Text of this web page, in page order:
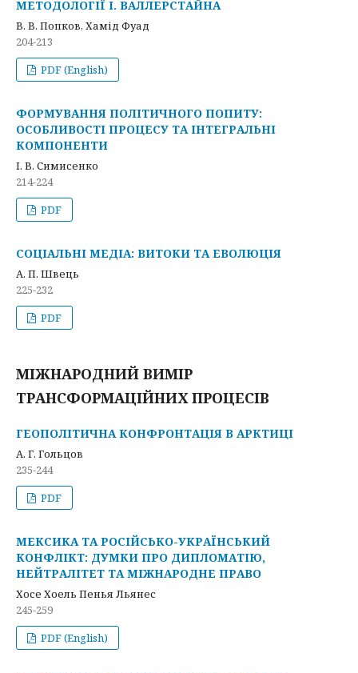
МЕТОДОЛОГІЇ І. ВАЛЛЕРСТАЙНА
В. В. Попков, Хамід Фуад
204-213
PDF (English)
ФОРМУВАННЯ ПОЛІТИЧНОГО ПОПИТУ:
ОСОБЛИВОСТІ ПРОЦЕСУ ТА ІНТЕГРАЛЬНІ
КОМПОНЕНТИ
І. В. Симисенко
214-224
PDF
СОЦІАЛЬНІ МЕДІА: ВИТОКИ ТА ЕВОЛЮЦІЯ
А. П. Швець
225-232
PDF
МІЖНАРОДНИЙ ВИМІР
ТРАНСФОРМАЦІЙНИХ ПРОЦЕСІВ
ГЕОПОЛІТИЧНА КОНФРОНТАЦІЯ В АРКТИЦІ
А. Г. Гольцов
235-244
PDF
МЕКСИКА ТА РОСІЙСЬКО-УКРАЇНСЬКИЙ
КОНФЛІКТ: ДУМКИ ПРО ДИПЛОМАТІЮ,
НЕЙТРАЛІТЕТ ТА МІЖНАРОДНЕ ПРАВО
Хосе Хоель Пенья Льянес
245-259
PDF (English)